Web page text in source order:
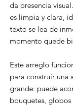
da presencia
es limpia y clara,
texto se lea de
momento quede
Este arreglo
para construir una
grande: puede
bouquetes,